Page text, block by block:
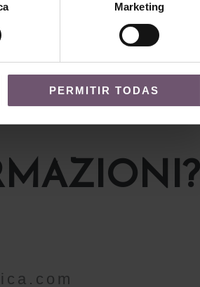
Marketing
PERMITIR TODAS
Mod. ZC223 – 10×10
LEGGI TUTTO